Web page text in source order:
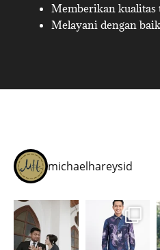
Memberikan kualitas
Melayani dengan
michaelhareysid